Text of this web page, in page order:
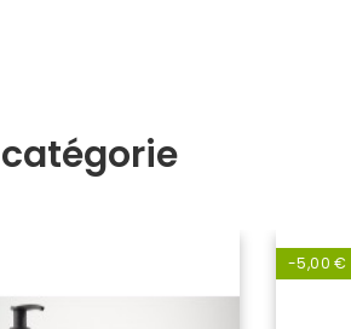
-5,00 €